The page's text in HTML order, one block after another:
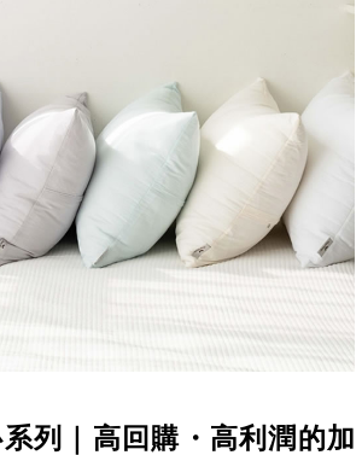
列｜高回購・高利潤的加